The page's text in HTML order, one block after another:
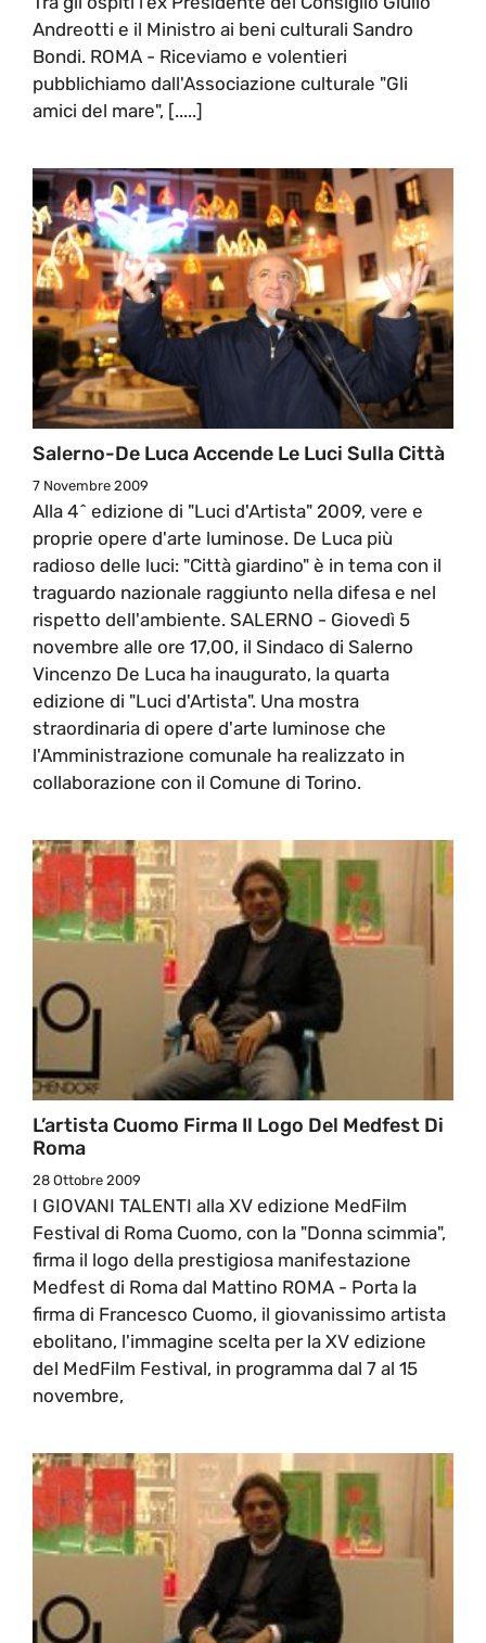
Andreotti e il Ministro ai beni culturali Sandro
Bondi. ROMA - Riceviamo e volentieri
pubblichiamo dall'Associazione culturale "Gli
amici del mare", [.....]
Salerno-De Luca Accende Le Luci Sulla Città
7 Novembre 2009
Alla 4^ edizione di "Luci d'Artista" 2009, vere e
proprie opere d'arte luminose. De Luca più
radioso delle luci: "Città giardino" è in tema con il
traguardo nazionale raggiunto nella difesa e nel
rispetto dell'ambiente. SALERNO - Giovedì 5
novembre alle ore 17,00, il Sindaco di Salerno
Vincenzo De Luca ha inaugurato, la quarta
edizione di "Luci d'Artista". Una mostra
straordinaria di opere d'arte luminose che
l'Amministrazione comunale ha realizzato in
collaborazione con il Comune di Torino.
L’artista Cuomo Firma Il Logo Del Medfest Di
Roma
28 Ottobre 2009
I GIOVANI TALENTI alla XV edizione MedFilm
Festival di Roma Cuomo, con la "Donna scimmia",
firma il logo della prestigiosa manifestazione
Medfest di Roma dal Mattino ROMA - Porta la
firma di Francesco Cuomo, il giovanissimo artista
ebolitano, l'immagine scelta per la XV edizione
del MedFilm Festival, in programma dal 7 al 15
novembre,